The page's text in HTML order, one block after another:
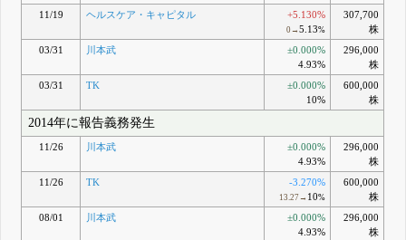
11/19
ヘルスケア・キャピタル +5.130%
0→ 5.13%
307,700
株
03/31
川本武
±0.000%
4.93%
296,000
株
03/31
TK
±0.000%
10%
600,000
株
2014年に報告義務発生
11/26 川本武
±0.000%
4.93%
296,000
株
11/26
TK -3.270%
13.27→ 10%
600,000
株
08/01
川本武
±0.000%
4.93%
296,000
株